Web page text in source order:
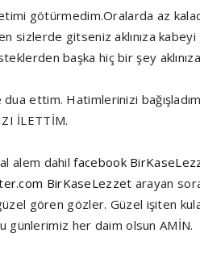
götürmedim.Oralarda az
sizlerde gitseniz aklınıza
başka hiç bir şey
ettim. Hatimlerinizi
İLETTİM.
alem dahilfacebook
BirKaseLezzet arayan
gören gözler. Güzel işiten
günlerimiz her daim olsun AMİN.